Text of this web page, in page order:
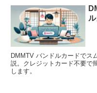
DMMTV バンドルカードでス
説。クレジットカード不要で
します。